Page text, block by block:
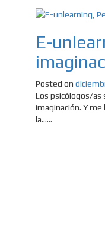
E-
Posted on
Los psicólogos/as
imaginación. Y
la......